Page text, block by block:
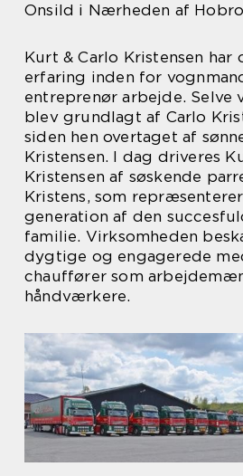
Onsild i Nærheden af
Kurt & Carlo Kristensen har
erfaring inden for
entreprenør arbejde. Selve
blev grundlagt af Carlo
siden hen overtaget af
Kristensen. I dag driveres
Kristensen af søskende
Kristens, som
generation af den
familie. Virksomheden
dygtige og engagerede
chauffører som
håndværkere.